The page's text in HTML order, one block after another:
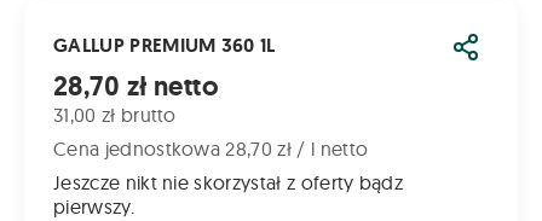
GALLUP PREMIUM 360 1L
Cena od
28,70 zł netto
31,00 zł brutto
Cena jednostkowa 28,70 zł / l netto
Jeszcze nikt nie skorzystał z oferty bądz
pierwszy.